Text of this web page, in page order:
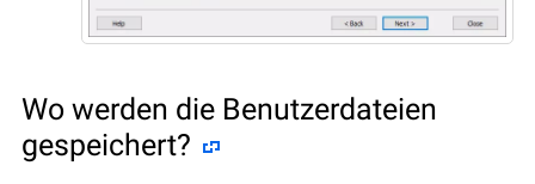
Wo werden die Benutzerdateien
gespeichert?